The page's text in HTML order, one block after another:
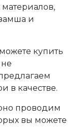
и
купить
в качестве.
проводим
вы можете